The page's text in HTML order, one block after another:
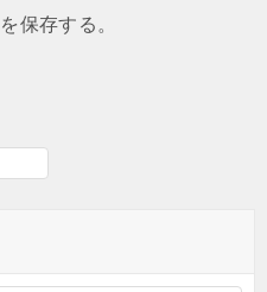
保存する。